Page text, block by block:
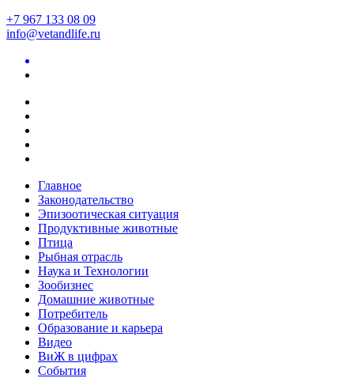
+7 967 133 08 09
info@vetandlife.ru
Главное
Законодательство
Эпизоотическая ситуация
Продуктивные животные
Птица
Рыбная отрасль
Наука и Технологии
Зообизнес
Домашние животные
Потребитель
Образование и карьера
Видео
ВиЖ в цифрах
События